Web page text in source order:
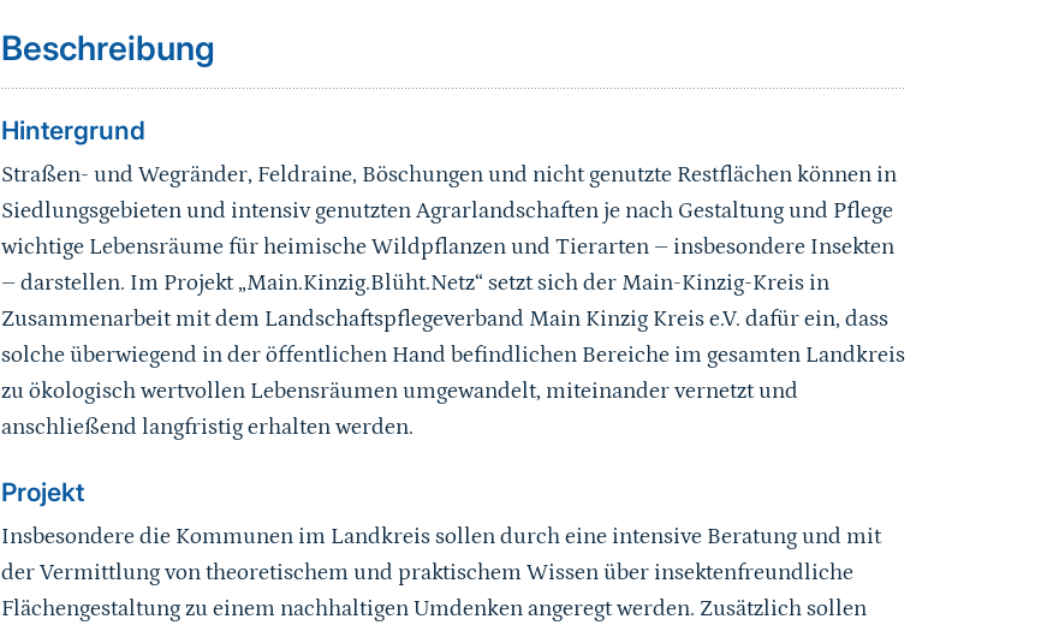
Beschreibung
Hintergrund
Straßen- und Wegränder, Feldraine, Böschungen und nicht genutzte Restflächen können in
Siedlungsgebieten und intensiv genutzten Agrarlandschaften je nach Gestaltung und Pflege
wichtige Lebensräume für heimische Wildpflanzen und Tierarten – insbesondere Insekten
– darstellen. Im Projekt „Main.Kinzig.Blüht.Netz“ setzt sich der Main-Kinzig-Kreis in
Zusammenarbeit mit dem Landschaftspflegeverband Main Kinzig Kreis e.V. dafür ein, dass
solche überwiegend in der öffentlichen Hand befindlichen Bereiche im gesamten Landkreis
zu ökologisch wertvollen Lebensräumen umgewandelt, miteinander vernetzt und
anschließend langfristig erhalten werden.
Projekt
Insbesondere die Kommunen im Landkreis sollen durch eine intensive Beratung und mit
der Vermittlung von theoretischem und praktischem Wissen über insektenfreundliche
Flächengestaltung zu einem nachhaltigen Umdenken angeregt werden. Zusätzlich sollen